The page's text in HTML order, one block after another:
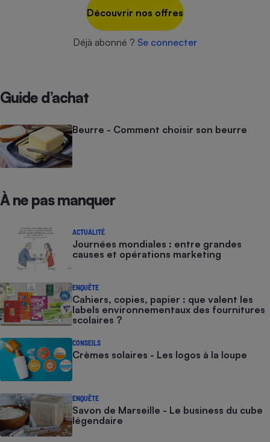
Découvrir nos offres
Déjà abonné ? Se connecter
Guide d’achat
Beurre - Comment choisir son beurre
À ne pas manquer
ACTUALITÉ
Journées mondiales : entre grandes
causes et opérations marketing
ENQUÊTE
Cahiers, copies, papier : que valent les
labels environnementaux des fournitures
scolaires ?
CONSEILS
Crèmes solaires - Les logos à la loupe
ENQUÊTE
Savon de Marseille - Le business du cube
légendaire